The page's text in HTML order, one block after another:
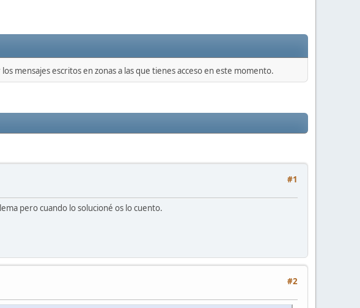
mensajes escritos en zonas a las que tienes acceso en este momento.
#1
pero cuando lo solucioné os lo cuento.
#2